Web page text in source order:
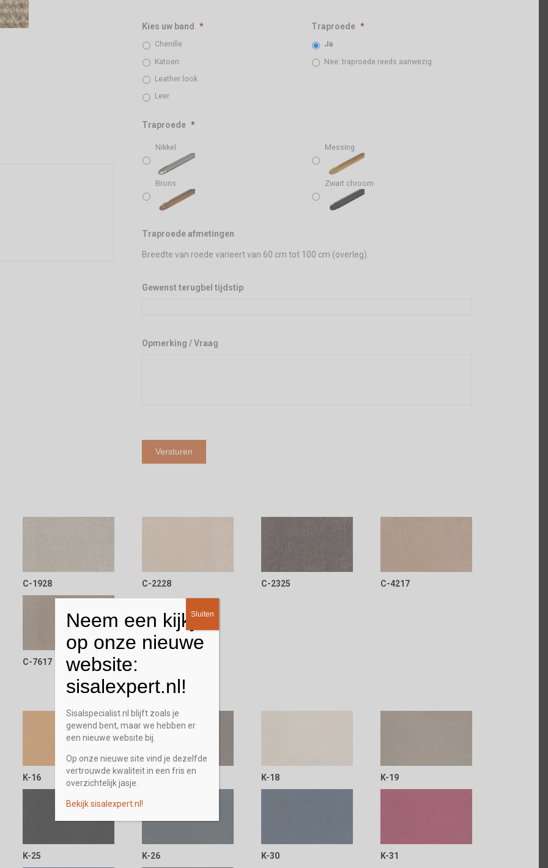
Kies uw band *
Chenille
Katoen
Leather look
Leer
Traproede *
Ja
Nee: traproede reeds aanwezig
Traproede *
Nikkel Messing
Brons Zwart chroom
Traproede afmetingen
Breedte van roede varieert van 60 cm tot 100 cm (overleg).
Gewenst terugbel tijdstip
Opmerking / Vraag
C-1928 C-2228 C-2325 C-4217
C-7617
K-16 K-18 K-19
K-25 K-26 K-30 K-31
Neem een kijkje
op onze nieuwe
website:
sisalexpert.nl!
Sisalspecialist.nl blijft zoals je
gewend bent, maar we hebben er
een nieuwe website bij.
Op onze nieuwe site vind je dezelfde
vertrouwde kwaliteit in een fris en
overzichtelijk jasje.
Bekijk sisalexpert.nl!
Sluiten